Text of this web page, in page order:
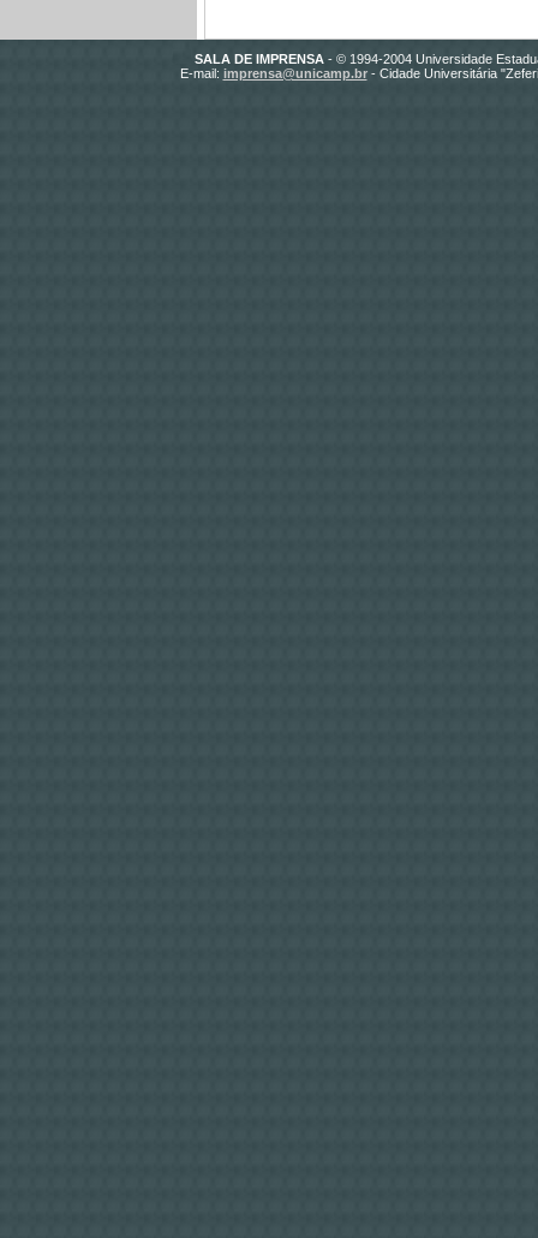
SALA DE IMPRENSA- © 1994-2004 Universidade
E-mail: imprensa@unicamp.br- Cidade Universitária